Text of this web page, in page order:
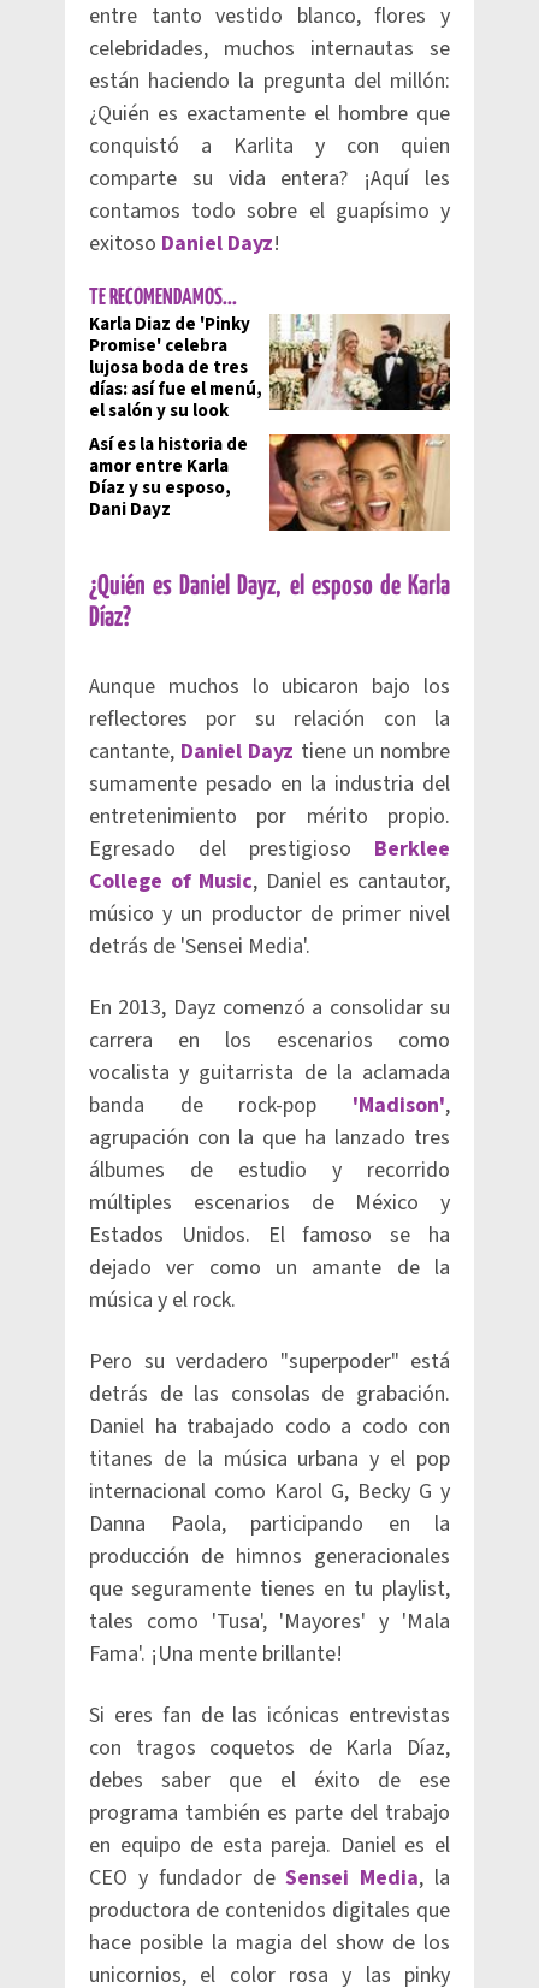
entre tanto vestido blanco, flores y
celebridades, muchos internautas se
están haciendo la pregunta del millón:
¿Quién es exactamente el hombre que
conquistó a Karlita y con quien
comparte su vida entera? ¡Aquí les
contamos todo sobre el guapísimo y
exitoso Daniel Dayz!
TE RECOMENDAMOS...
Karla Diaz de 'Pinky
Promise' celebra
lujosa boda de tres
días: así fue el menú,
el salón y su look
Así es la historia de
amor entre Karla
Díaz y su esposo,
Dani Dayz
¿Quién es Daniel Dayz, el esposo de Karla
Díaz?
Aunque muchos lo ubicaron bajo los
reflectores por su relación con la
cantante, Daniel Dayz tiene un nombre
sumamente pesado en la industria del
entretenimiento por mérito propio.
Egresado del prestigioso Berklee
College of Music, Daniel es cantautor,
músico y un productor de primer nivel
detrás de 'Sensei Media'.
En 2013, Dayz comenzó a consolidar su
carrera en los escenarios como
vocalista y guitarrista de la aclamada
banda de rock-pop 'Madison',
agrupación con la que ha lanzado tres
álbumes de estudio y recorrido
múltiples escenarios de México y
Estados Unidos. El famoso se ha
dejado ver como un amante de la
música y el rock.
Pero su verdadero "superpoder" está
detrás de las consolas de grabación.
Daniel ha trabajado codo a codo con
titanes de la música urbana y el pop
internacional como Karol G, Becky G y
Danna Paola, participando en la
producción de himnos generacionales
que seguramente tienes en tu playlist,
tales como 'Tusa', 'Mayores' y 'Mala
Fama'. ¡Una mente brillante!
Si eres fan de las icónicas entrevistas
con tragos coquetos de Karla Díaz,
debes saber que el éxito de ese
programa también es parte del trabajo
en equipo de esta pareja. Daniel es el
CEO y fundador deSensei Media, la
productora de contenidos digitales que
hace posible la magia del show de los
unicornios, el color rosa y las pinky